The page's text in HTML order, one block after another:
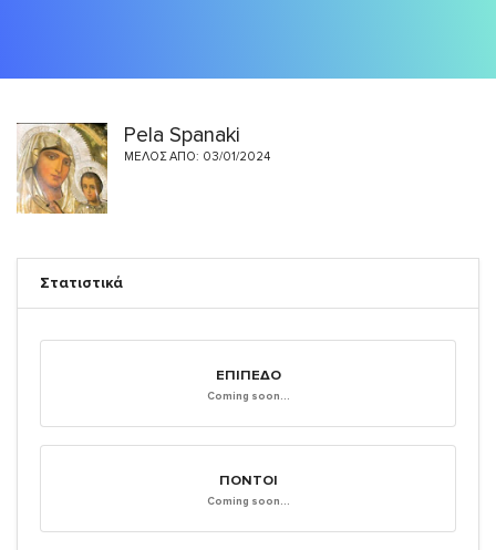
Pela Spanaki
ΜΈΛΟΣ ΑΠΌ: 03/01/2024
Στατιστικά
ΕΠΊΠΕΔΟ
Coming soon...
ΠΌΝΤΟΙ
Coming soon...